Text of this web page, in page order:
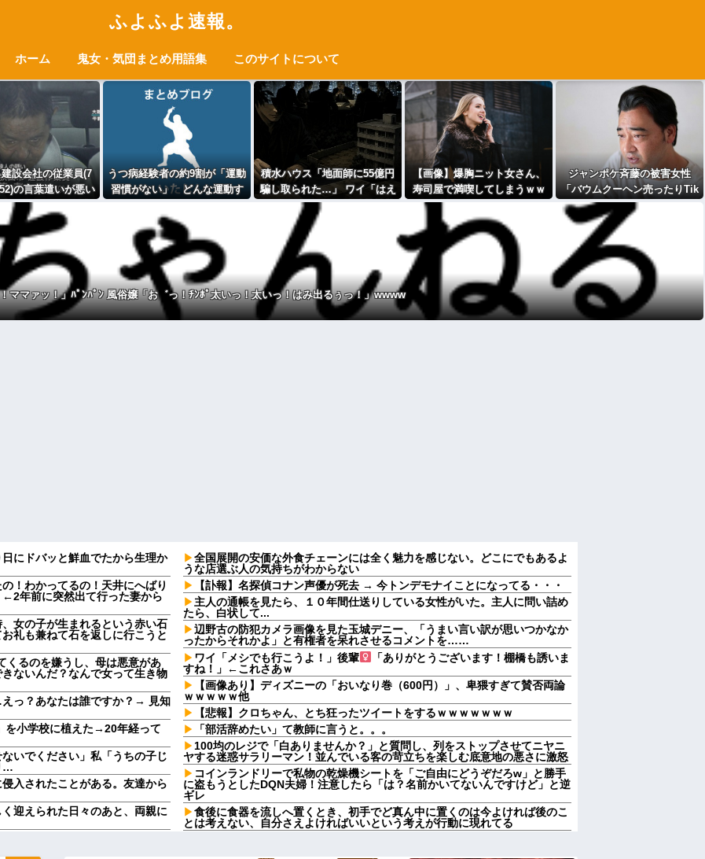
ふよふよ速報。
ホーム 鬼女・気団まとめ用語集 このサイトについて
設会社の従業員(7
の言葉遣いが悪い
由でクビに刃物を刺
して殺害
うつ病経験者の約9割が「運動
習慣がない」 どんな運動す
積水ハウス「地面師に55億円
騙し取られた…」 ワイ「はえ
ーかわいそう…会社滅茶苦茶
やろなぁ」
【画像】爆胸ニット女さん、
寿司屋で満喫してしまうｗｗ
ｗｗｗｗｗｗｗｗ
ジャンポケ斉藤の被害女性
「バウムクーヘン売ったりTik
Tokライブしててムカついたか
ら示談しなかった」←これ
ママァッ！」ﾊﾟﾝﾊﾟﾝ 風俗嬢「お゛っ！ﾁﾝﾎﾟ太いっ！太いっ！はみ出るぅっ！」wwww
にドバッと鮮血でたから生理か
！わかってるの！天井にへばり
年前に突然出て行った妻から
女の子が生まれるという赤い石
礼も兼ねて石を返しに行こうと
くるのを嫌うし、母は悪意があ
ないんだ？なんで女って生き物
っ？あなたは誰ですか？→ 見知
を小学校に植えた→20年経って
いでください」私「うちの子じ
…
入されたことがある。友達から
迎えられた日々のあと、両親に
全国展開の安価な外食チェーンには全く魅力を感じない。どこにでもあるよ
うな店選ぶ人の気持ちがわからない
【訃報】名探偵コナン声優が死去 → 今トンデモナイことになってる・・・
主人の通帳を見たら、１０年間仕送りしている女性がいた。主人に問い詰め
たら、白状して...
辺野古の防犯カメラ画像を見た玉城デニー、「うまい言い訳が思いつかなか
ったからそれかよ」と有権者を呆れさせるコメントを……
ワイ「メシでも行こうよ！」後輩
「ありがとうございます！棚橋も誘いま
すね！」←これさあｗ
【画像あり】ディズニーの「おいなり巻（600円）」、卑猥すぎて賛否両論
ｗｗｗｗｗ他
【悲報】クロちゃん、とち狂ったツイートをするｗｗｗｗｗｗｗ
「部活辞めたい」て教師に言うと。。。
100均のレジで「白ありませんか？」と質問し、列をストップさせてニヤニ
ヤする迷惑サラリーマン！並んでいる客の苛立ちを楽しむ底意地の悪さに激怒
コインランドリーで私物の乾燥機シートを「ご自由にどうぞだろw」と勝手
に盗もうとしたDQN夫婦！注意したら「は？名前かいてないんですけど」と逆
ギレ
食後に食器を流しへ置くとき、初手でど真ん中に置くのは今よければ後のこ
とは考えない、自分さえよければいいという考えが行動に現れてる